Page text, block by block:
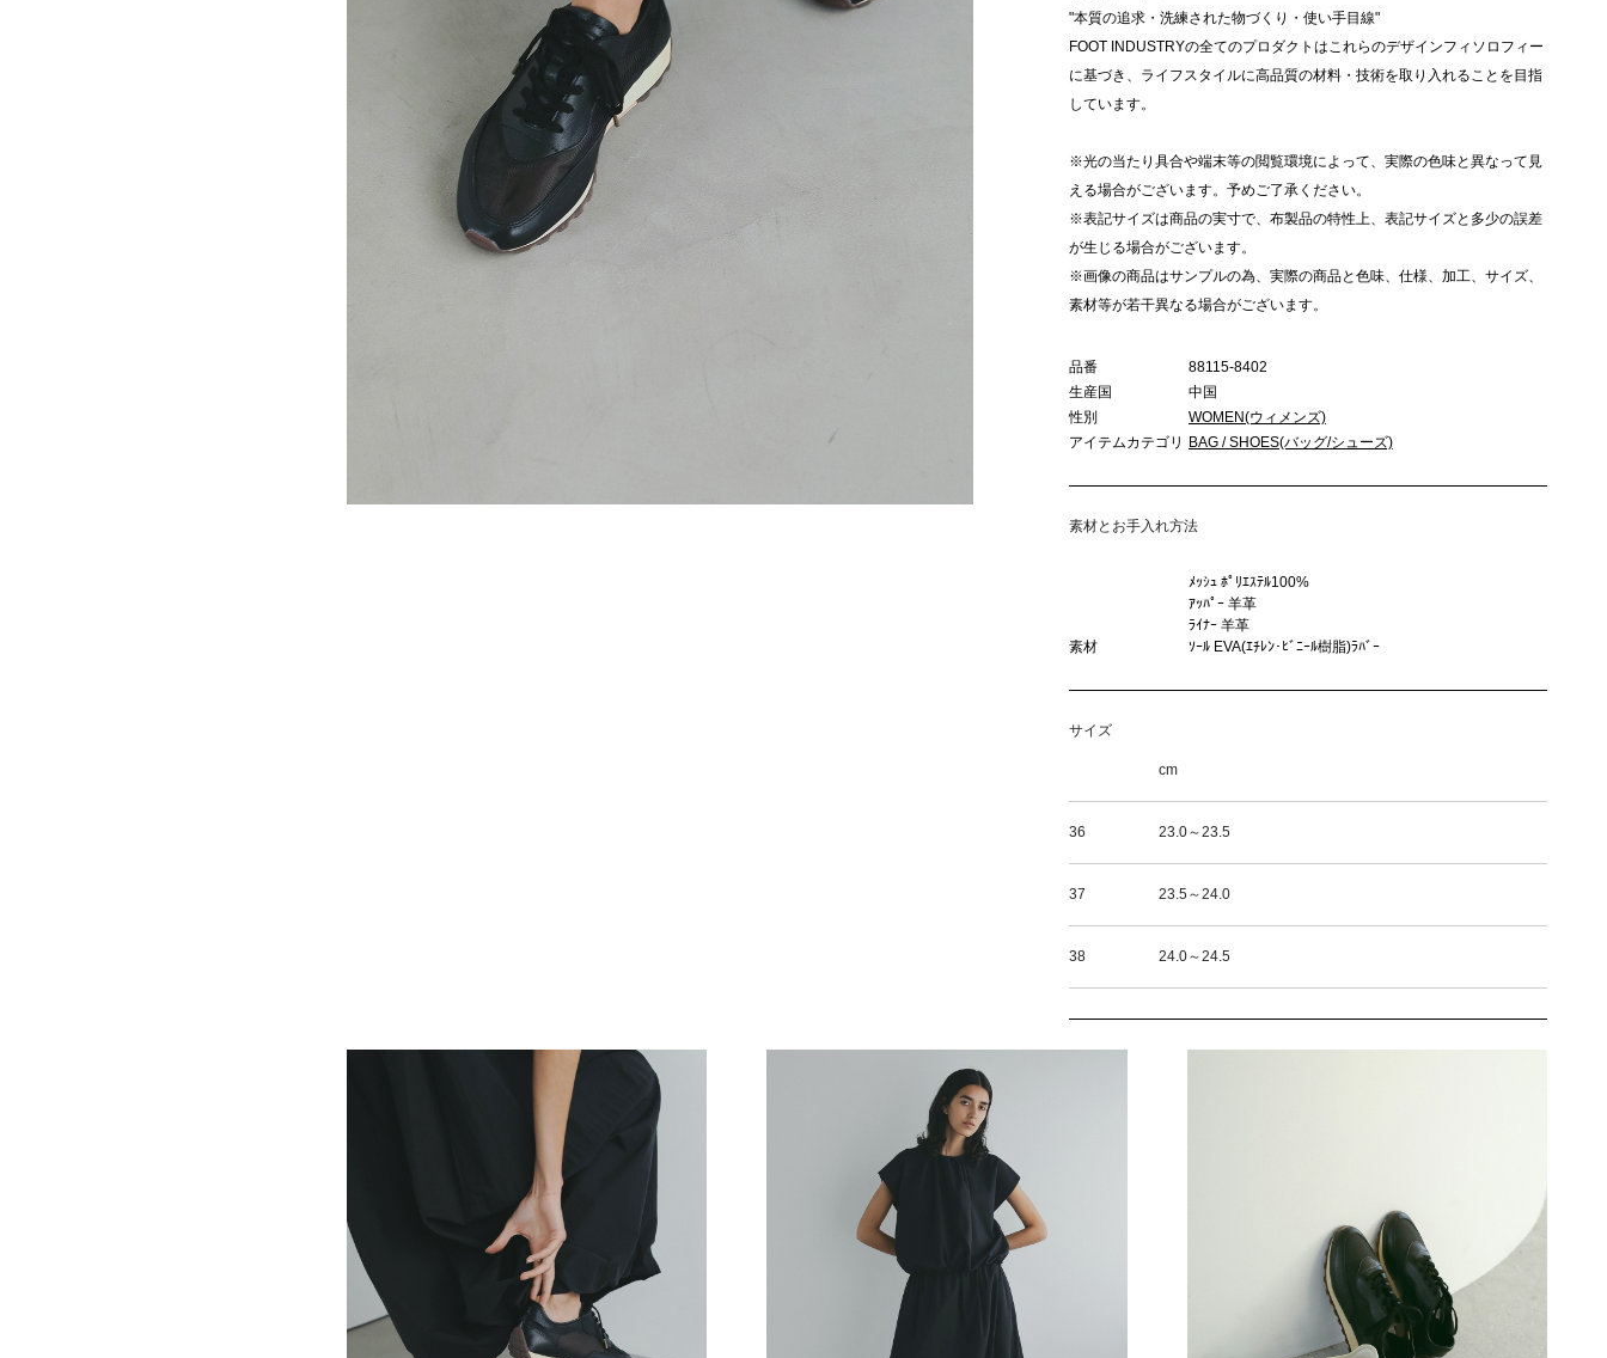
"本質の追求・洗練された物づくり・使い手目線"
FOOT INDUSTRYの全てのプロダクトはこれらのデザインフィソロフィー
に基づき、ライフスタイルに高品質の材料・技術を取り入れることを目指
しています。
※光の当たり具合や端末等の閲覧環境によって、実際の色味と異なって見
える場合がございます。予めご了承ください。
※表記サイズは商品の実寸で、布製品の特性上、表記サイズと多少の誤差
が生じる場合がございます。
※画像の商品はサンプルの為、実際の商品と色味、仕様、加工、サイズ、
素材等が若干異なる場合がございます。
品番
88115-8402
生産国
中国
性別
WOMEN(ウィメンズ)
アイテムカテゴリ
BAG / SHOES(バッグ/シューズ)
素材とお手入れ方法
素材
ﾒｯｼｭ ﾎﾟﾘｴｽﾃﾙ100%
ｱｯﾊﾟｰ 羊革
ﾗｲﾅｰ 羊革
ｿｰﾙ EVA(ｴﾁﾚﾝ･ﾋﾞﾆｰﾙ樹脂)ﾗﾊﾞｰ
サイズ
cm
36 23.0～23.5
37 23.5～24.0
38 24.0～24.5